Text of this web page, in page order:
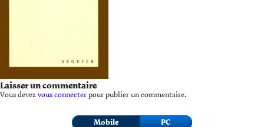
Laisser un commentaire
Vous devez vous connecter pour publier un commentaire.
Mobile PC